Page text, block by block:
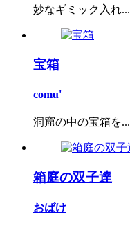
妙なギミック入れ...
宝箱
comu'
洞窟の中の宝箱を...
箱庭の双子達
おばけ